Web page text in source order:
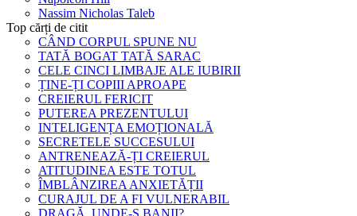
Nassim Nicholas Taleb
Top cărți de citit
CÂND CORPUL SPUNE NU
TATĂ BOGAT TATĂ SARAC
CELE CINCI LIMBAJE ALE IUBIRII
ȚINE-ȚI COPIII APROAPE
CREIERUL FERICIT
PUTEREA PREZENTULUI
INTELIGENȚA EMOȚIONALĂ
SECRETELE SUCCESULUI
ANTRENEAZĂ-ȚI CREIERUL
ATITUDINEA ESTE TOTUL
ÎMBLÂNZIREA ANXIETĂȚII
CURAJUL DE A FI VULNERABIL